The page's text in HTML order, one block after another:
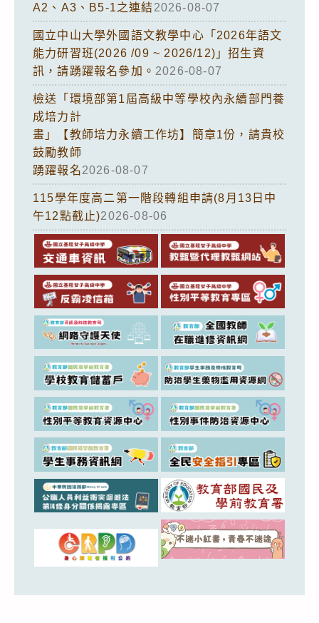
A2、A3、B5-1之連結2026-08-07
國立中山大學外國語文教學中心「2026年語文
能力研習班(2026 /09 ~ 2026/12)」招生資
訊，請踴躍報名參加。 2026-08-07
檢送「環境部第1屆高級中等學校內永續部門養
成培力計
畫」【教師培力永續工作坊】簡章1份，請貴校
鼓勵教師
踴躍報名2026-08-07
115學年度高二第一階段轉組申請(8月13日中
午12點截止)2026-08-06